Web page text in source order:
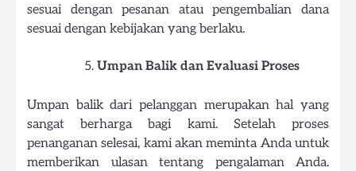
sesuai dengan pesanan atau pengembalian dana
sesuai dengan kebijakan yang berlaku.
Umpan Balik dan Evaluasi Proses
Umpan balik dari pelanggan merupakan hal yang
sangat berharga bagi kami. Setelah proses
penanganan selesai, kami akan meminta Anda untuk
memberikan ulasan tentang pengalaman Anda.